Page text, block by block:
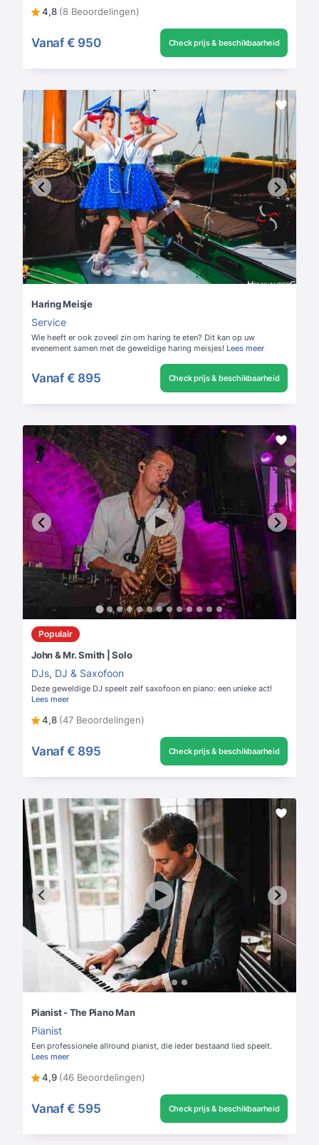
4,8 (8 Beoordelingen)
Vanaf € 950 Check prijs & beschikbaarheid
Haring Meisje
Service
Wie heeft er ook zoveel zin om haring te eten? Dit kan op uw
evenement samen met de geweldige haring meisjes! Lees meer
Vanaf € 895 Check prijs & beschikbaarheid
Populair
John & Mr. Smith | Solo
DJs, DJ & Saxofoon
Deze geweldige DJ speelt zelf saxofoon en piano: een unieke act!
Lees meer
4,8 (47 Beoordelingen)
Vanaf € 895 Check prijs & beschikbaarheid
Pianist - The Piano Man
Pianist
Een professionele allround pianist, die ieder bestaand lied speelt.
Lees meer
4,9 (46 Beoordelingen)
Vanaf € 595 Check prijs & beschikbaarheid